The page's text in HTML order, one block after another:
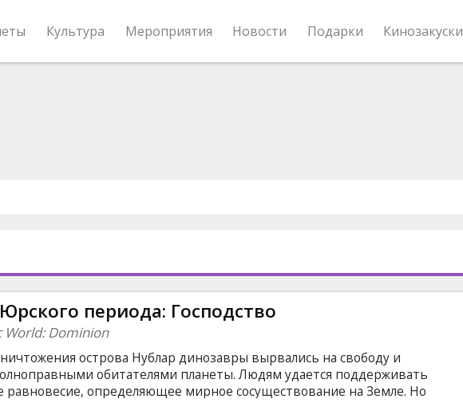
Культура Мероприятия Новости Подарки Кинозакуски
периода: Господство
World: Dominion
острова Нублар динозавры вырвались на свободу и
обитателями планеты. Людям удается поддерживать
равновесие, определяющее мирное сосуществование на Земле. Но